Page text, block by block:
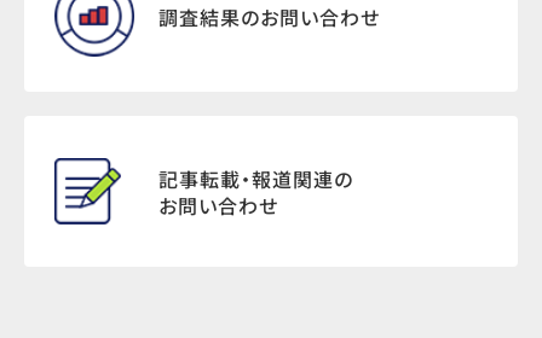
調査結果のお問い合わせ
記事転載・報道関連の
お問い合わせ